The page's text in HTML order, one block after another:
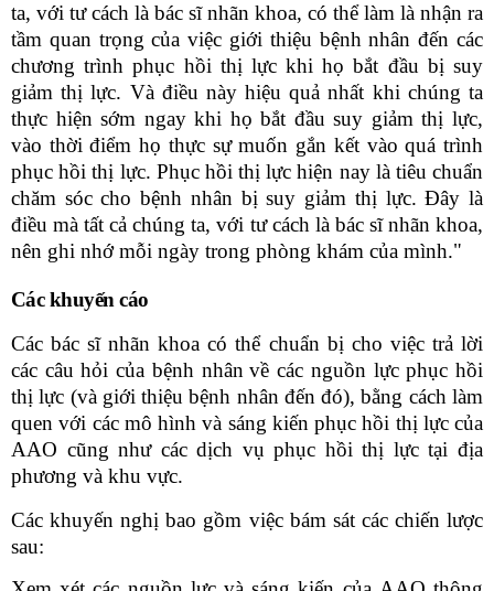
ta, với tư cách là bác sĩ nhãn khoa, có thể làm là nhận ra
tầm quan trọng của việc giới thiệu bệnh nhân đến các
chương trình phục hồi thị lực khi họ bắt đầu bị suy
giảm thị lực. Và điều này hiệu quả nhất khi chúng ta
thực hiện sớm ngay khi họ bắt đầu suy giảm thị lực,
vào thời điểm họ thực sựmuốn gắn kếtvào quá trình
phục hồi thị lực. Phục hồi thị lực hiện nay là tiêu chuẩn
chăm sóc cho bệnh nhân bị suy giảm thị lực. Đây là
điều mà tất cả chúng ta, với tư cách là bác sĩ nhãn khoa,
nên ghi nhớ mỗi ngày trong phòng khám của mình."
Các khuyếncáo
Các bác sĩ nhãn khoa có thể chuẩn bị cho việc trả lời
các câu hỏi của bệnh nhân vềcác nguồn lực phục hồi
thị lực (và giới thiệu bệnh nhân đến đó),bằng cách làm
quen với các mô hình và sáng kiến phục hồi thị lực của
AAO cũng như các dịch vụ phục hồi thị lực tại địa
phương và khu vực.
Các khuyến nghị bao gồm việc bám sát các chiến lược
sau: